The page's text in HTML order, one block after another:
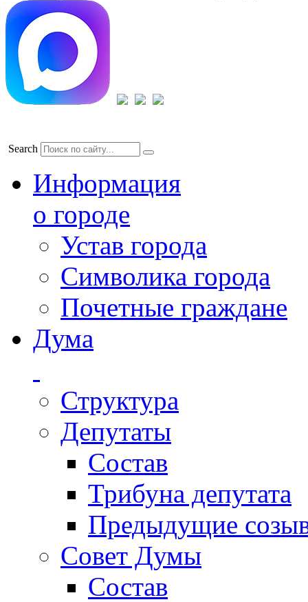
Search
Информация
о городе
Устав города
Символика города
Почетные граждане
Дума
Структура
Депутаты
Состав
Трибуна депутата
Предыдущие
Совет Думы
Состав